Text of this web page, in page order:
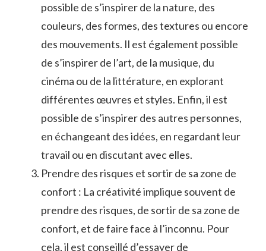
possible de s’inspirer de la nature, des
couleurs, des formes, des textures ou encore
des mouvements. Il est également possible
de s’inspirer de l’art, de la musique, du
cinéma ou de la littérature, en explorant
différentes œuvres et styles. Enfin, il est
possible de s’inspirer des autres personnes,
en échangeant des idées, en regardant leur
travail ou en discutant avec elles.
Prendre des risques et sortir de sa zone de
confort : La créativité implique souvent de
prendre des risques, de sortir de sa zone de
confort, et de faire face à l’inconnu. Pour
cela, il est conseillé d’essayer de